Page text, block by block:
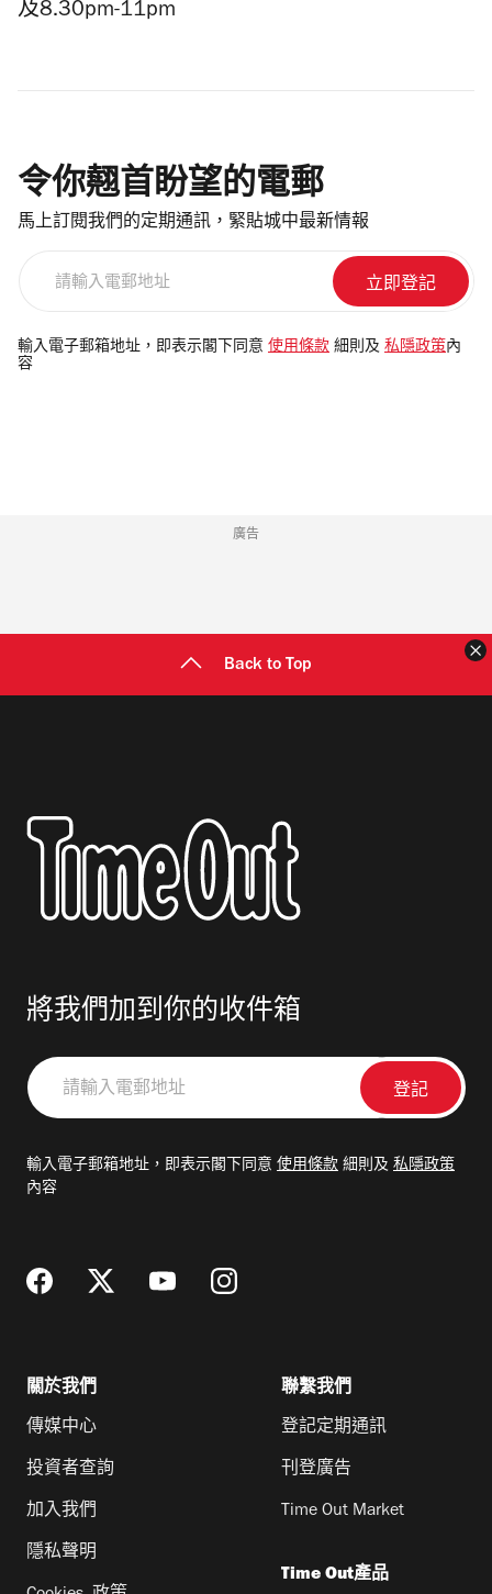
及8.30pm-11pm
令你翹首盼望的電郵
馬上訂閱我們的定期通訊，緊貼城中最新情報
電
郵
輸入電子郵箱地址，即表示閣下同意 使用條款 細則及 私隱政策 內
容
廣告
Back to Top
將我們加到你的收件箱
請
輸
郵
輸入電子郵箱地址，即表示閣下同意 使用條款 細則及 私隱政策
內容
關於我們
傳媒中心
投資者查詢
加入我們
隱私聲明
聯繫我們
登記定期通訊
刊登廣告
Time Out Market
Time Out產品